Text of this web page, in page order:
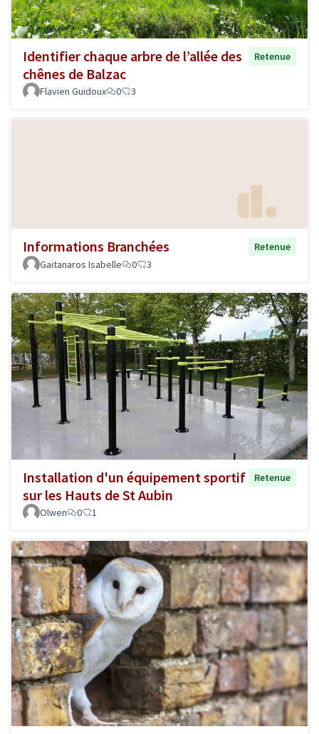
Identifier chaque arbre de l’allée des
chênes de Balzac
Retenue
Flavien Guidoux 0 3
Informations Branchées
Retenue
Gaitanaros Isabelle
0 3
Installation d'un équipement sportif
sur les Hauts de St Aubin
Retenue
Olwen 0 1